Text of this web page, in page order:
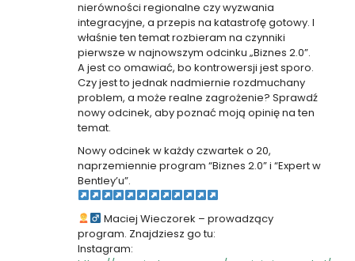
nierówności regionalne czy wyzwania
integracyjne, a przepis na katastrofę gotowy. I
właśnie ten temat rozbieram na czynniki
pierwsze w najnowszym odcinku „Biznes 2.0”.
A jest co omawiać, bo kontrowersji jest sporo.
Czy jest to jednak nadmiernie rozdmuchany
problem, a może realne zagrożenie? Sprawdź
nowy odcinek, aby poznać moją opinię na ten
temat.
Nowy odcinek w każdy czwartek o 20,
naprzemiennie program “Biznes 2.0” i “Expert w
Bentley’u”.
Maciej Wieczorek – prowadzący
program. Znajdziesz go tu:
Instagram: